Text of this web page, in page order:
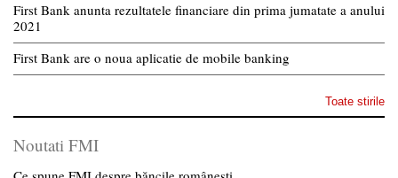
First Bank anunta rezultatele financiare din prima jumatate a anului
2021
First Bank are o noua aplicatie de mobile banking
Toate stirile
Noutati FMI